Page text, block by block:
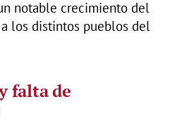
notable crecimiento del
los distintos pueblos del
falta de